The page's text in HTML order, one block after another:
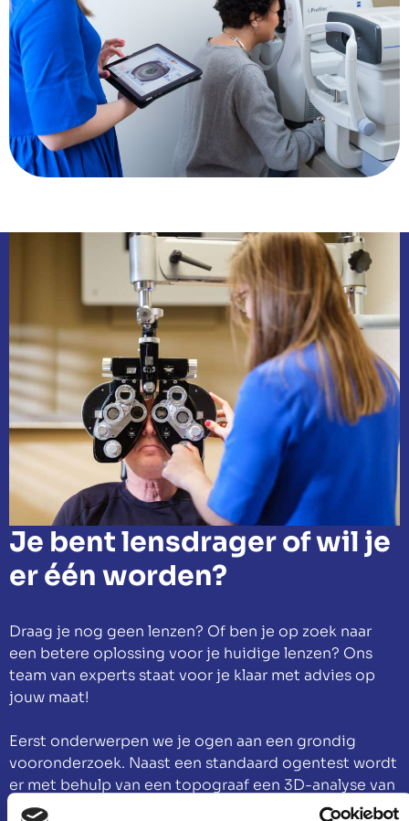
Je bent lensdrager of wil je
er één worden?
Draag je nog geen lenzen? Of ben je op zoek naar
een betere oplossing voor je huidige lenzen? Ons
team van experts staat voor je klaar met advies op
jouw maat!
Eerst onderwerpen we je ogen aan een grondig
vooronderzoek. Naast een standaard ogentest wordt
er met behulp van een topograaf een 3D-analyse van
de kromming van je oog gemaakt. Om zo de exacte